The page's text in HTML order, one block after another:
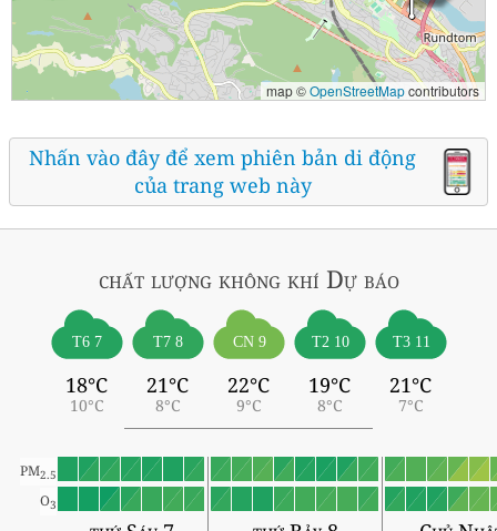
map ©OpenStreetMapcontributors
Nhấn vào đây để xem phiên bản di động
của trang web này
chất lượng không khí Dự báo
T6 7
18°C
10°C
T7 8
21°C
8°C
CN 9
22°C
9°C
T2 10
19°C
8°C
T3 11
21°C
7°C
PM2.5
O3